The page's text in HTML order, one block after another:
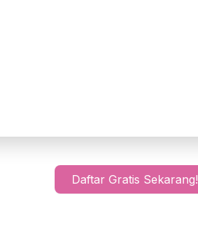
Daftar Gratis Sekarang!